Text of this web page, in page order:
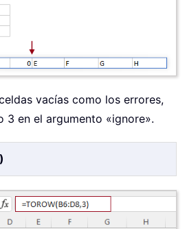
vacías como los errores,
3 en el argumento «ignore».